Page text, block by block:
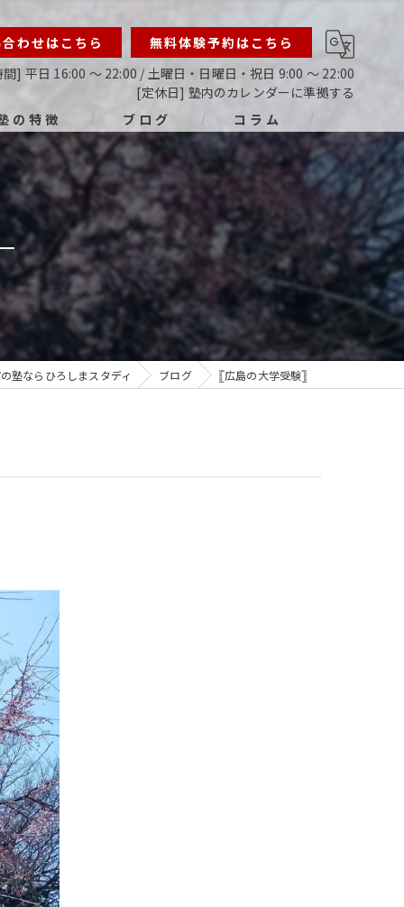
わせはこちら
無料体験予約はこちら
] 平日 16:00 ～ 22:00 / 土曜日・日曜日・祝日 9:00 ～ 22:00
[定休日] 塾内のカレンダーに準拠する
の特徴
イン
導
ブログ コラム
塾ならひろしまスタディ ブログ 𓊈広島の大学受験𓊉